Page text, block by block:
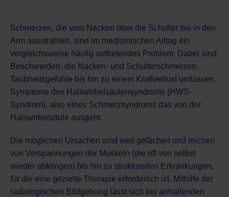
Schmerzen, die vom Nacken über die Schulter bis in den
Arm ausstrahlen, sind im medizinischen Alltag ein
vergleichsweise häufig auftretendes Problem. Dabei sind
Beschwerden, die Nacken- und Schulterschmerzen,
Taubheitsgefühle bis hin zu einem Kraftverlust umfassen,
Symptome des Halswirbelsäulensyndroms (HWS-
Syndrom), also eines Schmerzsyndroms das von der
Halswirbelsäule ausgeht.
Die möglichen Ursachen sind weit gefächert und reichen
von Verspannungen der Muskeln (die oft von selbst
wieder abklingen) bis hin zu strukturellen Erkrankungen,
für die eine gezielte Therapie erforderlich ist. Mithilfe der
radiologischen Bildgebung lässt sich bei anhaltenden